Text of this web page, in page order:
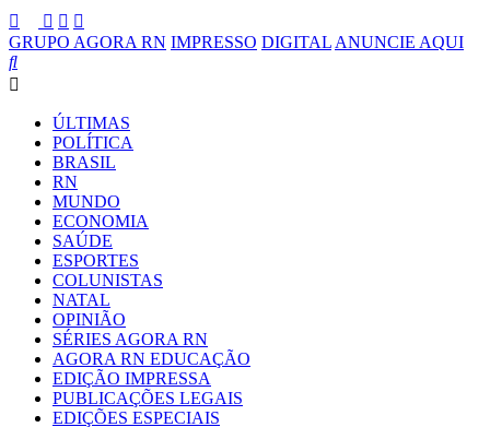
GRUPO AGORA RN IMPRESSO DIGITAL ANUNCIE AQUI
ÚLTIMAS
POLÍTICA
BRASIL
RN
MUNDO
ECONOMIA
SAÚDE
ESPORTES
COLUNISTAS
NATAL
OPINIÃO
SÉRIES AGORA RN
AGORA RN EDUCAÇÃO
EDIÇÃO IMPRESSA
PUBLICAÇÕES LEGAIS
EDIÇÕES ESPECIAIS